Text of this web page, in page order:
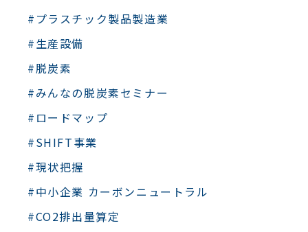
#プラスチック製品製造業
#生産設備
#脱炭素
#みんなの脱炭素セミナー
#ロードマップ
#SHIFT事業
#現状把握
#中小企業 カーボンニュートラル
#CO2排出量算定